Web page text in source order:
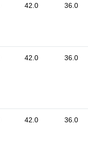
42.0 36.0
42.0 36.0
42.0 36.0